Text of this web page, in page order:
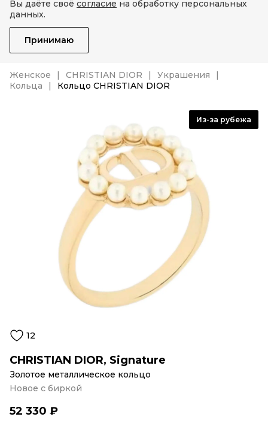
Вы даёте своё согласие на обработку персональных
данных.
Принимаю
Женское CHRISTIAN DIOR
Украшения
Кольца
Кольцо CHRISTIAN DIOR
Из-за рубежа
12
CHRISTIAN DIOR, Signature
Золотое металлическое кольцо
Новое с биркой
52 330 ₽